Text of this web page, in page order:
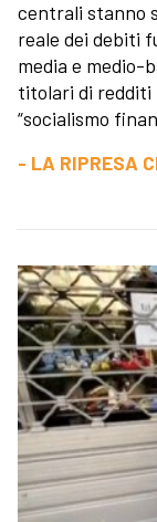
centrali stanno
reale dei debiti
media e medio-
titolari di redditi
“socialismo
- LA RIPRESA